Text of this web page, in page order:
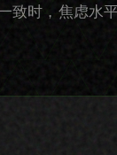
致时，焦虑水